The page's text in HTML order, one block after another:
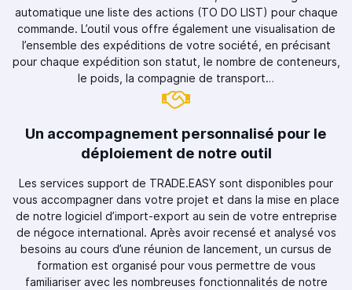
automatique une liste des actions (TO DO LIST) pour chaque
commande. L’outil vous offre également une visualisation de
l’ensemble des expéditions de votre société, en précisant
pour chaque expédition son statut, le nombre de conteneurs,
le poids, la compagnie de transport…
Un accompagnement personnalisé pour le
déploiement de notre outil
Les services support de TRADE.EASY sont disponibles pour
vous accompagner dans votre projet et dans la mise en place
de notre logiciel d’import-export au sein de votre entreprise
de négoce international. Après avoir recensé et analysé vos
besoins au cours d’une réunion de lancement, un cursus de
formation est organisé pour vous permettre de vous
familiariser avec les nombreuses fonctionnalités de notre